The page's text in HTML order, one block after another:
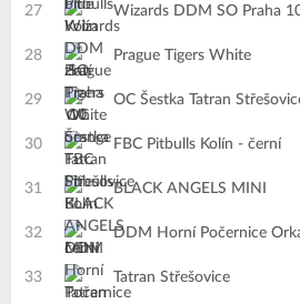
27 Wizards DDM SO Praha
28 Prague Tigers White
29 OC Šestka Tatran
30 FBC Pitbulls Kolín - černí
31 BLACK ANGELS MINI
32 DDM Horní Počernice
33 Tatran Střešovice